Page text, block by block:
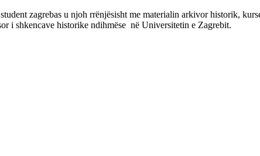
zagrebas u njoh rrënjësisht me materialin arkivor historik,
i shkencave historike ndihmëse në Universitetin e Zagrebit.